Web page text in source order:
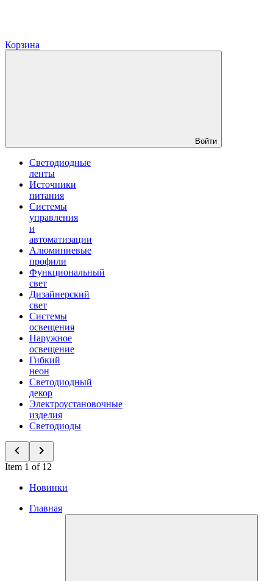
Корзина
Войти
Светодиодные
ленты
Источники
питания
Системы
управления
и
автоматизации
Алюминиевые
профили
Функциональный
свет
Дизайнерский
свет
Системы
освещения
Наружное
освещение
Гибкий
неон
Светодиодный
декор
Электроустановочные
изделия
Светодиоды
Item 1 of 12
Новинки
Главная